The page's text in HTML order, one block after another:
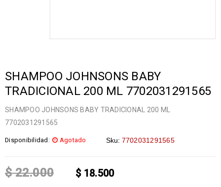
SHAMPOO JOHNSONS BABY
TRADICIONAL 200 ML 7702031291565
SHAMPOO JOHNSONS BABY TRADICIONAL 200 ML
7702031291565
Disponibilidad: Agotado Sku: 7702031291565
$22.000 $18.500